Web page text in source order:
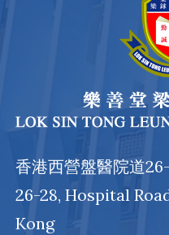
香港西營盤醫院道
26-28, Hospital
Kong